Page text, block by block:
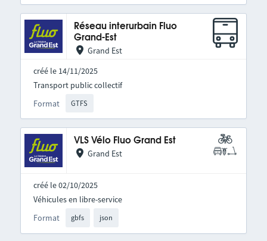
Réseau interurbain Fluo
Grand-Est
Grand Est
créé le 14/11/2025
Format GTFS
Transport public collectif
VLS Vélo Fluo Grand Est
Grand Est
créé le 02/10/2025
Format gbfs json
Véhicules en libre-service